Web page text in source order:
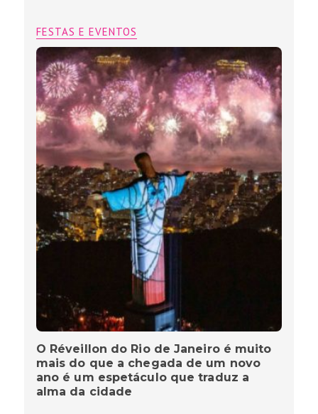
FESTAS E EVENTOS
O Réveillon do Rio de Janeiro é muito
mais do que a chegada de um novo
ano é um espetáculo que traduz a
alma da cidade